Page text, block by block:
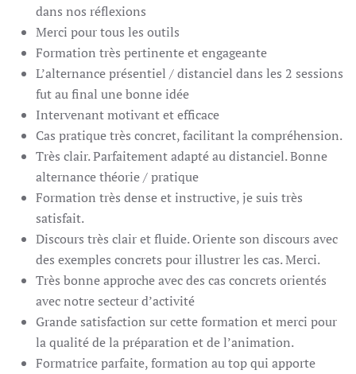
dans nos réflexions
Merci pour tous les outils
Formation très pertinente et engageante
L’alternance présentiel / distanciel dans les 2 sessions
fut au final une bonne idée
Intervenant motivant et efficace
Cas pratique très concret, facilitant la compréhension.
Très clair. Parfaitement adapté au distanciel. Bonne
alternance théorie / pratique
Formation très dense et instructive, je suis très
satisfait.
Discours très clair et fluide. Oriente son discours avec
des exemples concrets pour illustrer les cas. Merci.
Très bonne approche avec des cas concrets orientés
avec notre secteur d’activité
Grande satisfaction sur cette formation et merci pour
la qualité de la préparation et de l’animation.
Formatrice parfaite, formation au top qui apporte